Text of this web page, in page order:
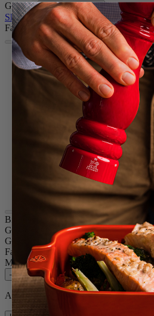
Gewürz
Skip the carrousel
Farbe
Schiefer
Passionsrot
Pazifikblau
Pistaziengrün
Bonbonrosa
Schwarz
Elfenbein
Terracotta
Transparent
Safrangelb
Waldgrün
Grau Taupe
Perlgrau
Bistro
Größe
Gewürz
Trockenes Salz
Farbe
Schiefer
Menge
– +
Auf Lager und bereit, zu Ihnen nach